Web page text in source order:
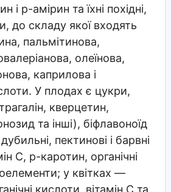
і р-амірин та їхні похідні,
до складу якої входять
пальмітинова,
олеїнова,
каприлова і
У плодах є цукри,
кверцетин,
та інші), біфлавоноїд
пектинові і барвні
С, р-каротин, органічні
у квітках —
кислоти, вітамін С та